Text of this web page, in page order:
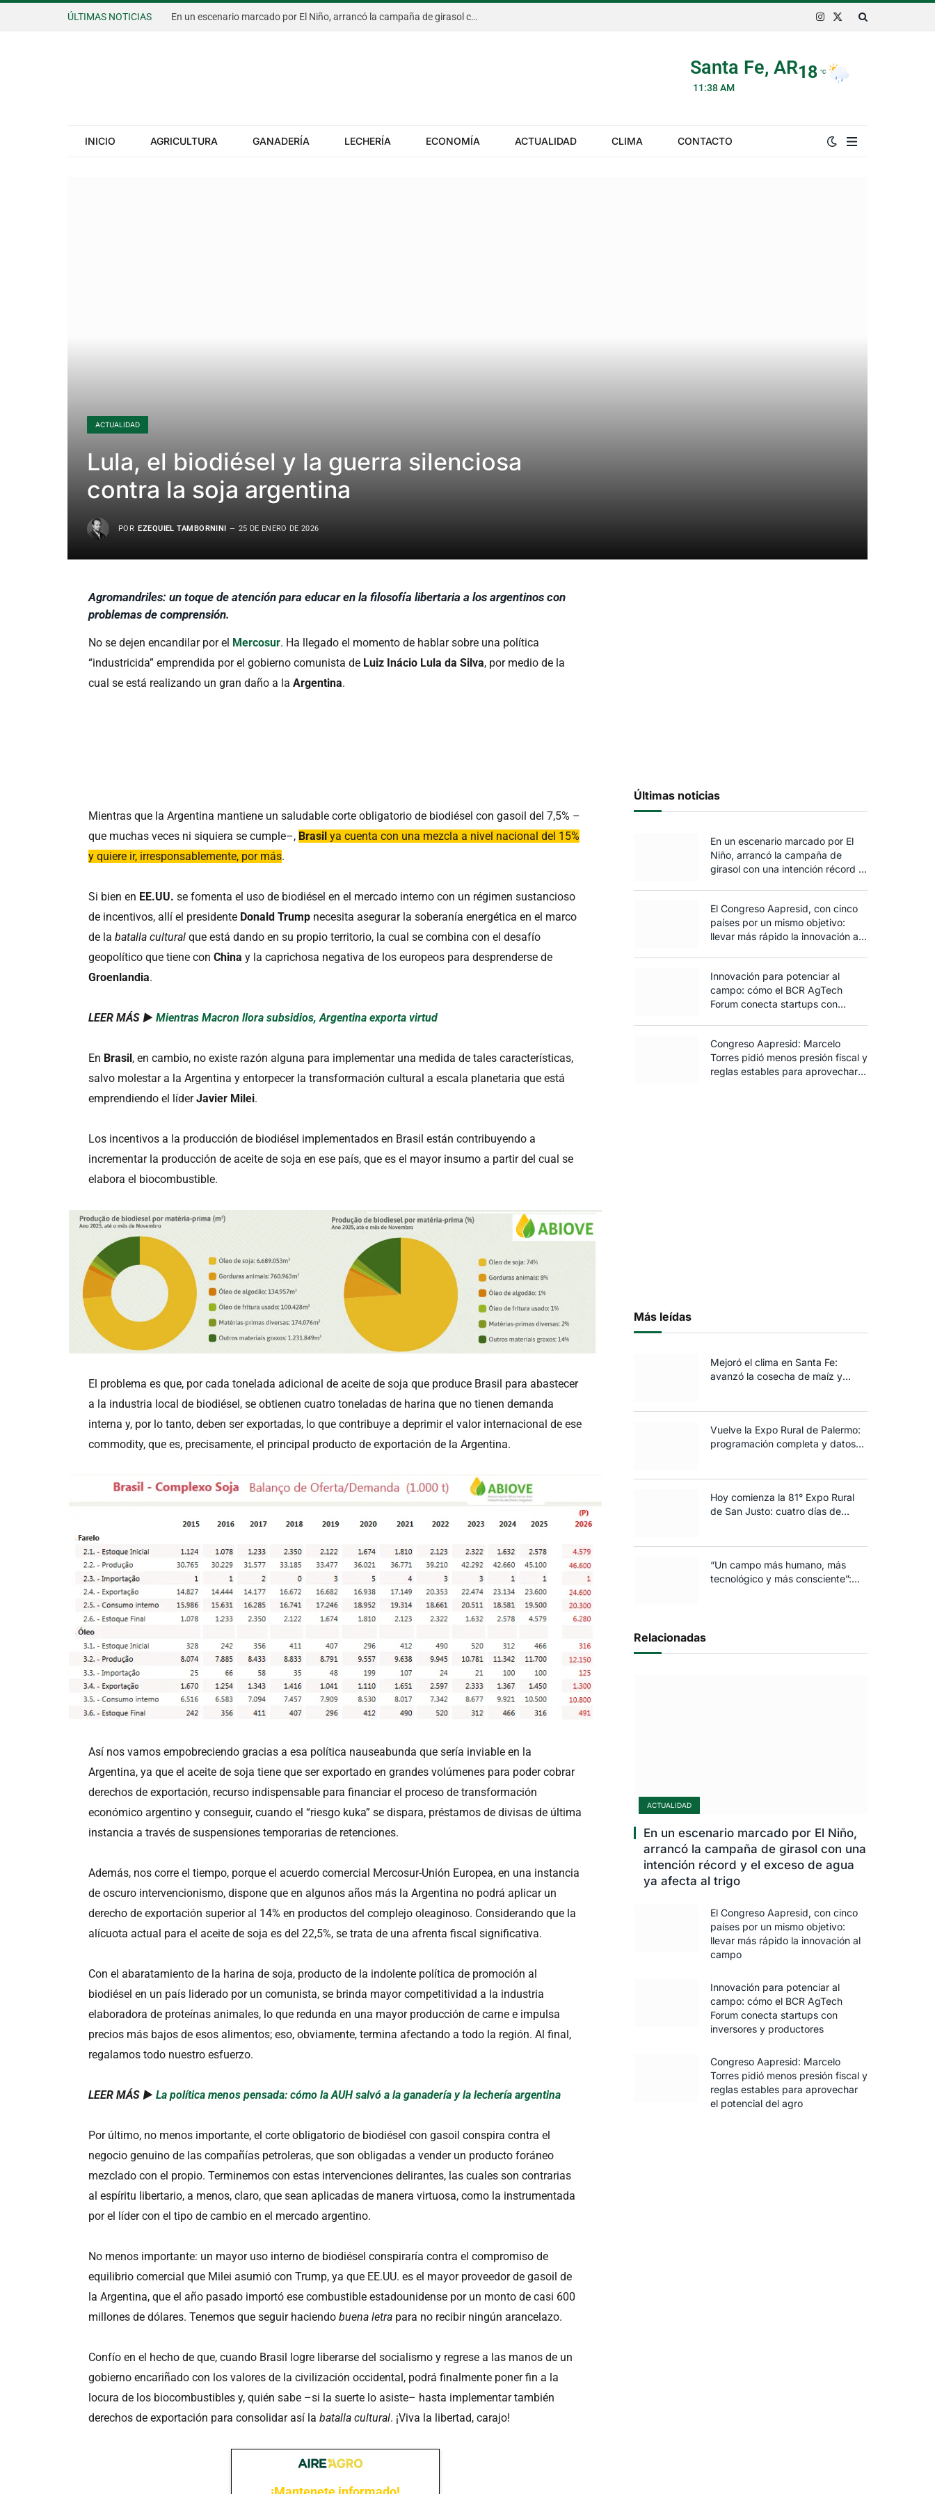
ÚLTIMAS NOTICIAS En un escenario marcado por El Niño, arrancó la campaña de girasol con una intención récord y el exceso de agua ya afecta al trigo
Instagram
X
Santa Fe, AR
11:38 AM
18 °C
INICIO AGRICULTURA GANADERÍA LECHERÍA ECONOMÍA ACTUALIDAD CLIMA CONTACTO
ACTUALIDAD
Lula, el biodiésel y la guerra silenciosa
contra la soja argentina
POR EZEQUIEL TAMBORNINI 25 DE ENERO DE 2026
Agromandriles: un toque de atención para educar en la filosofía libertaria a los argentinos con
problemas de comprensión.
No se dejen encandilar por el Mercosur. Ha llegado el momento de hablar sobre una política
“industricida” emprendida por el gobierno comunista de Luiz Inácio Lula da Silva, por medio de la
cual se está realizando un gran daño a laArgentina.
Mientras que la Argentina mantiene un saludable corte obligatorio de biodiésel con gasoil del 7,5% –
que muchas veces ni siquiera se cumple–, Brasil ya cuenta con una mezcla a nivel nacional del 15%
y quiere ir, irresponsablemente, por más.
Si bien en EE.UU. se fomenta el uso de biodiésel en el mercado interno con un régimen sustancioso
de incentivos, allí el presidente Donald Trump necesita asegurar la soberanía energética en el marco
de labatalla cultural que está dando en su propio territorio, la cual se combina con el desafío
geopolítico que tiene conChina y la caprichosa negativa de los europeos para desprenderse de
Groenlandia.
LEER MÁS ►Mientras Macron llora subsidios, Argentina exporta virtud
En Brasil , en cambio, no existe razón alguna para implementar una medida de tales características,
salvo molestar a la Argentina y entorpecer la transformación cultural a escala planetaria que está
emprendiendo el líderJavier Milei.
Los incentivos a la producción de biodiésel implementados en Brasil están contribuyendo a
incrementar la producción de aceite de soja en ese país, que es el mayor insumo a partir del cual se
elabora el biocombustible.
El problema es que, por cada tonelada adicional de aceite de soja que produce Brasil para abastecer
a la industria local de biodiésel, se obtienen cuatro toneladas de harina que no tienen demanda
interna y, por lo tanto, deben ser exportadas, lo que contribuye a deprimir el valor internacional de ese
commodity, que es, precisamente, el principal producto de exportación de la Argentina.
Así nos vamos empobreciendo gracias a esa política nauseabunda que sería inviable en la
Argentina, ya que el aceite de soja tiene que ser exportado en grandes volúmenes para poder cobrar
derechos de exportación, recurso indispensable para financiar el proceso de transformación
económico argentino y conseguir, cuando el “riesgo kuka” se dispara, préstamos de divisas de última
instancia a través de suspensiones temporarias de retenciones.
Además, nos corre el tiempo, porque el acuerdo comercial Mercosur-Unión Europea, en una instancia
de oscuro intervencionismo, dispone que en algunos años más la Argentina no podrá aplicar un
derecho de exportación superior al 14% en productos del complejo oleaginoso. Considerando que la
alícuota actual para el aceite de soja es del 22,5%, se trata de una afrenta fiscal significativa.
Con el abaratamiento de la harina de soja, producto de la indolente política de promoción al
biodiésel en un país liderado por un comunista, se brinda mayor competitividad a la industria
elaboradora de proteínas animales, lo que redunda en una mayor producción de carne e impulsa
precios más bajos de esos alimentos; eso, obviamente, termina afectando a todo la región. Al final,
regalamos todo nuestro esfuerzo.
LEER MÁS ►La política menos pensada: cómo la AUH salvó a la ganadería y la lechería argentina
Por último, no menos importante, el corte obligatorio de biodiésel con gasoil conspira contra el
negocio genuino de las compañías petroleras, que son obligadas a vender un producto foráneo
mezclado con el propio. Terminemos con estas intervenciones delirantes, las cuales son contrarias
al espíritu libertario, a menos, claro, que sean aplicadas de manera virtuosa, como la instrumentada
por el líder con el tipo de cambio en el mercado argentino.
No menos importante: un mayor uso interno de biodiésel conspiraría contra el compromiso de
equilibrio comercial que Milei asumió con Trump, ya que EE.UU. es el mayor proveedor de gasoil de
la Argentina, que el año pasado importó ese combustible estadounidense por un monto de casi 600
millones de dólares. Tenemos que seguir haciendobuena letra para no recibir ningún arancelazo.
Confío en el hecho de que, cuando Brasil logre liberarse del socialismo y regrese a las manos de un
gobierno encariñado con los valores de la civilización occidental, podrá finalmente poner fin a la
locura de los biocombustibles y, quién sabe –si la suerte lo asiste– hasta implementar también
derechos de exportación para consolidar así labatalla cultural. ¡Viva la libertad, carajo!
Últimas noticias
En un escenario marcado por El
Niño, arrancó la campaña de
girasol con una intención récord y
El Congreso Aapresid, con cinco
países por un mismo objetivo:
llevar más rápido la innovación al
Innovación para potenciar al
campo: cómo el BCR AgTech
Forum conecta startups con
Congreso Aapresid: Marcelo
Torres pidió menos presión fiscal y
reglas estables para aprovechar
Más leídas
Mejoró el clima en Santa Fe:
avanzó la cosecha de maíz y
Vuelve la Expo Rural de Palermo:
programación completa y datos
Hoy comienza la 81° Expo Rural
de San Justo: cuatro días de
“Un campo más humano, más
tecnológico y más consciente”:
Relacionadas
ACTUALIDAD
En un escenario marcado por El Niño,
arrancó la campaña de girasol con una
intención récord y el exceso de agua
ya afecta al trigo
El Congreso Aapresid, con cinco
países por un mismo objetivo:
llevar más rápido la innovación al
campo
Innovación para potenciar al
campo: cómo el BCR AgTech
Forum conecta startups con
inversores y productores
Congreso Aapresid: Marcelo
Torres pidió menos presión fiscal y
reglas estables para aprovechar
el potencial del agro